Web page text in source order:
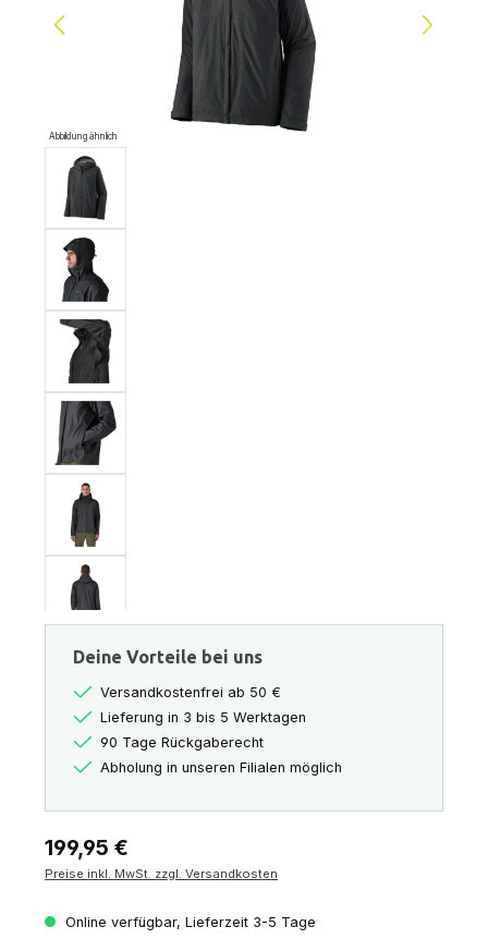
Abbildung ähnlich
Deine Vorteile bei uns
Versandkostenfrei ab 50 €
Lieferung in 3 bis 5 Werktagen
90 Tage Rückgaberecht
Abholung in unseren Filialen möglich
Regulärer Preis:
199,95 €
Preise inkl. MwSt. zzgl. Versandkosten
Online verfügbar, Lieferzeit 3-5 Tage